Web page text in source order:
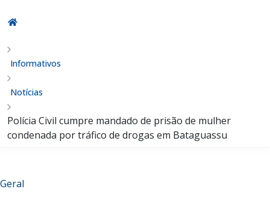
Informativos
Notícias
Polícia Civil cumpre mandado de prisão de mulher
condenada por tráfico de drogas em Bataguassu
Geral